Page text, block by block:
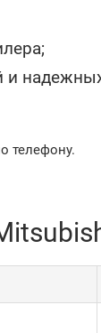
и
телефону.